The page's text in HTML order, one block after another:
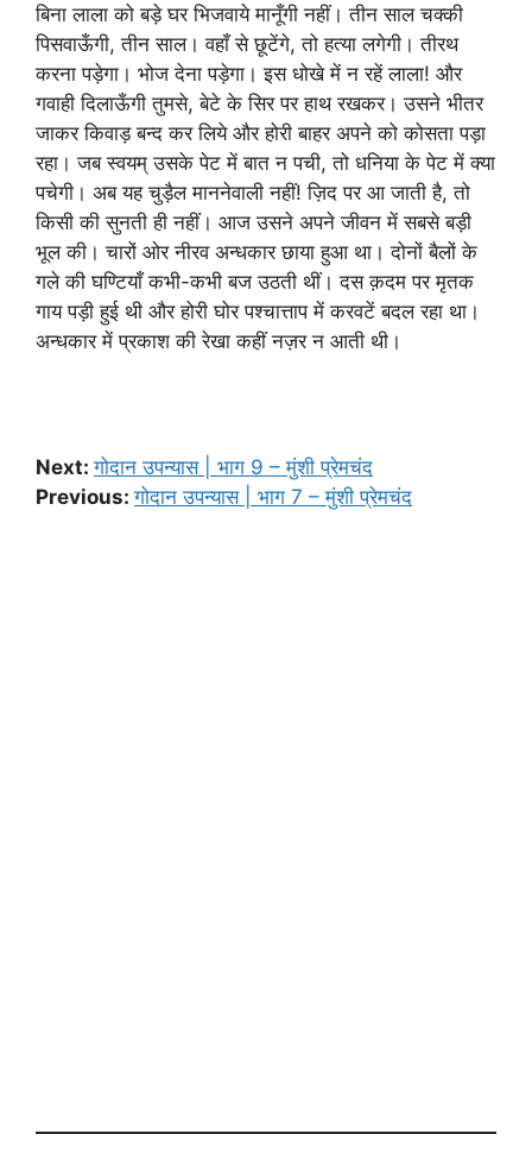
बिना लाला को बड़े घर भिजवाये मानूँगी नहीं। तीन साल चक्की
पिसवाऊँगी, तीन साल। वहाँ से छूटेंगे, तो हत्या लगेगी। तीरथ
करना पड़ेगा। भोज देना पड़ेगा। इस धोखे में न रहें लाला! और
गवाही दिलाऊँगी तुमसे, बेटे के सिर पर हाथ रखकर। उसने भीतर
जाकर किवाड़ बन्द कर लिये और होरी बाहर अपने को कोसता पड़ा
रहा। जब स्वयम् उसके पेट में बात न पची, तो धनिया के पेट में क्या
पचेगी। अब यह चुड़ैल माननेवाली नहीं! ज़िद पर आ जाती है, तो
किसी की सुनती ही नहीं। आज उसने अपने जीवन में सबसे बड़ी
भूल की। चारों ओर नीरव अन्धकार छाया हुआ था। दोनों बैलों के
गले की घण्टियाँ कभी-कभी बज उठती थीं। दस क़दम पर मृतक
गाय पड़ी हुई थी और होरी घोर पश्चात्ताप में करवटें बदल रहा था।
अन्धकार में प्रकाश की रेखा कहीं नज़र न आती थी।
Next:गोदान उपन्यास | भाग 9 – मुंशी प्रेमचंद
Previous:गोदान उपन्यास | भाग 7 – मुंशी प्रेमचंद